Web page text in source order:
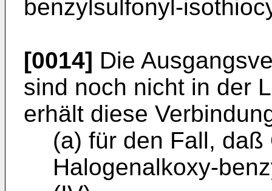
benzylsulfonyl-
[0014] Die
sind noch nicht in der
erhält diese
(a) für den Fall,
Halo­genalkoxy-